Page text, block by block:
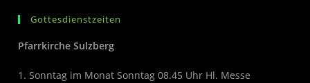
Gottesdienstzeiten
Pfarrkirche Sulzberg
1. Sonntag im Monat Sonntag 08.45 Uhr Hl. Messe